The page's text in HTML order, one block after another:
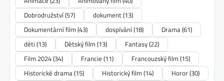
Dobrodružství(57) dokument(13)
Dokumentární film (43) dospívání(18) Drama(61)
děti (13) Dětský film (13) Fantasy(22)
Film 2024(34) Francie (11) Francouzský film (15)
Historické drama(15) Historický film (14) Horor(30)